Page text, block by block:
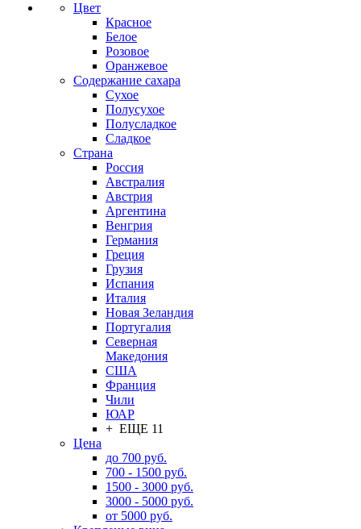
Цвет
Красное
Белое
Розовое
Оранжевое
Содержание сахара
Сухое
Полусухое
Полусладкое
Сладкое
Страна
Россия
Австралия
Австрия
Аргентина
Венгрия
Германия
Греция
Грузия
Испания
Италия
Новая Зеландия
Португалия
Северная
Македония
США
Франция
Чили
ЮАР
+ ЕЩЕ 11
Цена
до 700 руб.
700 - 1500 руб.
1500 - 3000 руб.
3000 - 5000 руб.
от 5000 руб.